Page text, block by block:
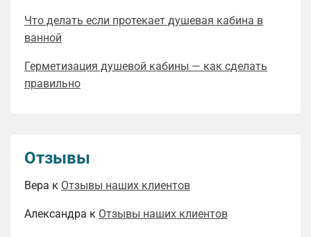
Что делать если протекает душевая кабина в
ванной
Герметизация душевой кабины — как сделать
правильно
Отзывы
Вера к Отзывы наших клиентов
Александра к Отзывы наших клиентов